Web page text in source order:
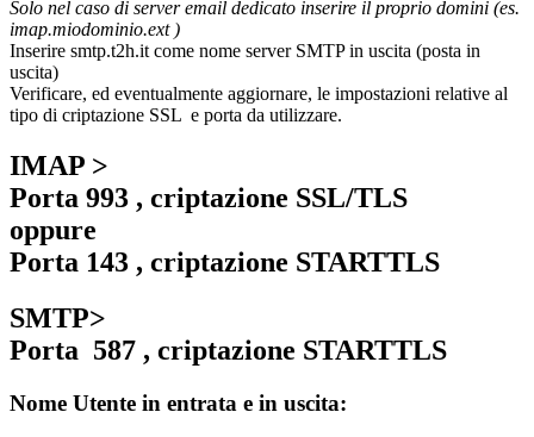
Solo nel caso di server email dedicato inserire il proprio domini (es.
imap.miodominio.ext )
Inserire smtp.t2h.it come nome server SMTP in uscita (posta in
uscita)
Verificare, ed eventualmente aggiornare, le impostazioni relative al
tipo di criptazione SSL e porta da utilizzare.
IMAP >
Porta 993 , criptazione SSL/TLS
oppure
Porta 143 , criptazione STARTTLS
SMTP>
Porta 587 , criptazione STARTTLS
Nome Utente in entrata e in uscita: